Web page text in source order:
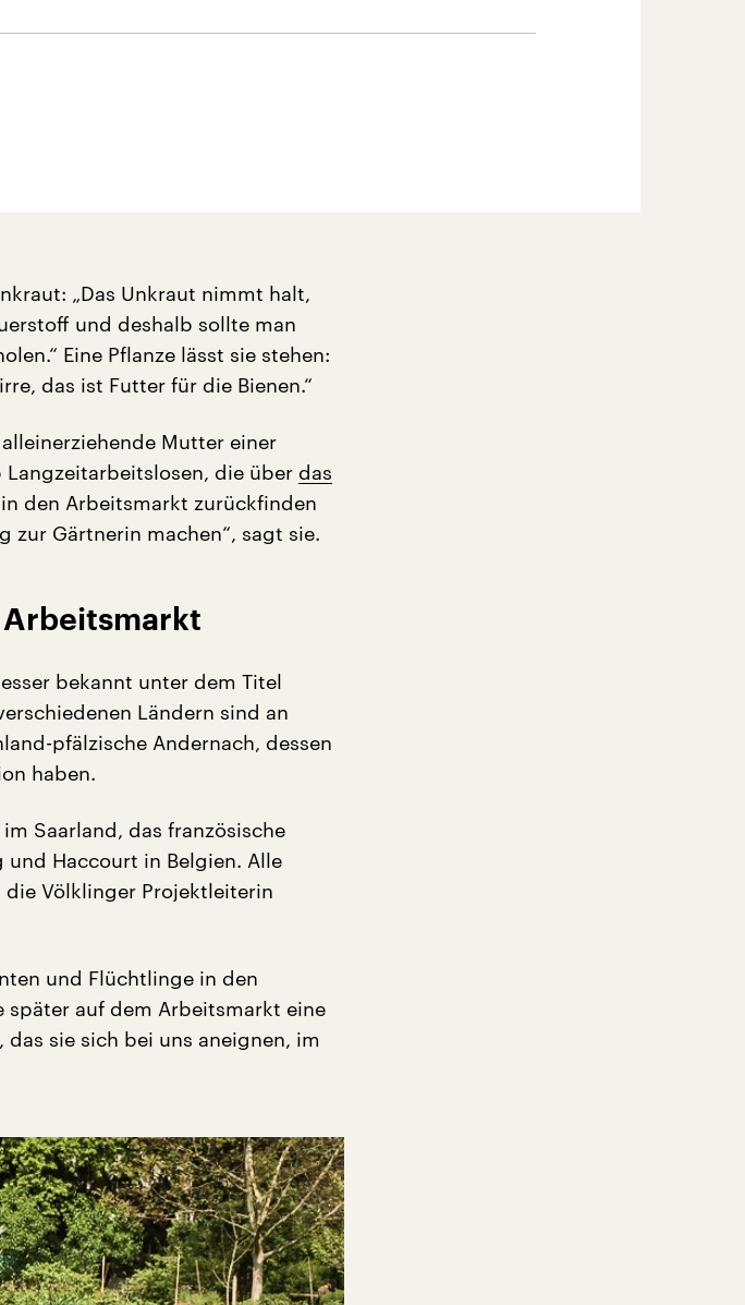
„Das Unkraut nimmt halt,
und deshalb sollte man
Eine Pflanze lässt sie stehen:
das ist Futter für die Bienen.“
Mutter einer
Langzeitarbeitslosen, die über das
den Arbeitsmarkt zurückfinden
zur Gärtnerin machen“, sagt sie.
Arbeitsmarkt
bekannt unter dem Titel
Ländern sind an
pfälzische Andernach, dessen
haben.
Saarland, das französische
und Haccourt in Belgien. Alle
Völklinger Projektleiterin
und Flüchtlinge in den
später auf dem Arbeitsmarkt eine
sie sich bei uns aneignen, im